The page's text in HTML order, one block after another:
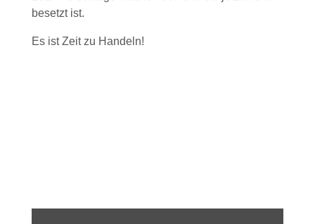
besetzt ist.
Es ist Zeit zu Handeln!